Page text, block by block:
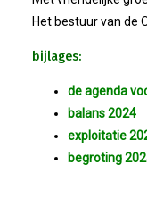
Het bestuur van de
bijlages:
de agenda
balans 2024
exploitatie
begroting